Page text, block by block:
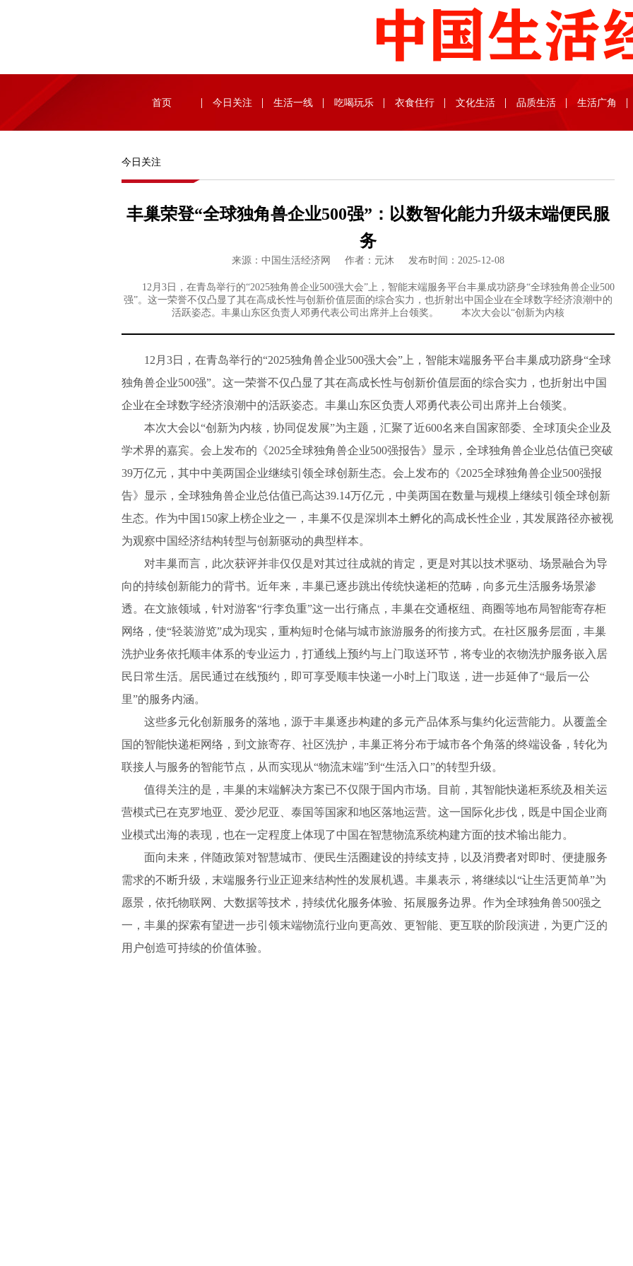
首页 今日关注 生活一线 吃喝玩乐 衣食住行 文化生活 品质生活 生活广角
今日关注
丰巢荣登“全球独角兽企业500强”：以数智化能力升级末端便民服
务
来源：中国生活经济网 作者：元沐 发布时间：2025-12-08
12月3日，在青岛举行的“2025独角兽企业500强大会”上，智能末端服务平台丰巢成功跻身“全球独角兽企业500
强”。这一荣誉不仅凸显了其在高成长性与创新价值层面的综合实力，也折射出中国企业在全球数字经济浪潮中的
活跃姿态。丰巢山东区负责人邓勇代表公司出席并上台领奖。 本次大会以“创新为内核
12月3日，在青岛举行的“2025独角兽企业500强大会”上，智能末端服务平台丰巢成功跻身“全球
独角兽企业500强”。这一荣誉不仅凸显了其在高成长性与创新价值层面的综合实力，也折射出中国
企业在全球数字经济浪潮中的活跃姿态。丰巢山东区负责人邓勇代表公司出席并上台领奖。
本次大会以“创新为内核，协同促发展”为主题，汇聚了近600名来自国家部委、全球顶尖企业及
学术界的嘉宾。会上发布的《2025全球独角兽企业500强报告》显示，全球独角兽企业总估值已突破
39万亿元，其中中美两国企业继续引领全球创新生态。会上发布的《2025全球独角兽企业500强报
告》显示，全球独角兽企业总估值已高达39.14万亿元，中美两国在数量与规模上继续引领全球创新
生态。作为中国150家上榜企业之一，丰巢不仅是深圳本土孵化的高成长性企业，其发展路径亦被视
为观察中国经济结构转型与创新驱动的典型样本。
对丰巢而言，此次获评并非仅仅是对其过往成就的肯定，更是对其以技术驱动、场景融合为导
向的持续创新能力的背书。近年来，丰巢已逐步跳出传统快递柜的范畴，向多元生活服务场景渗
透。在文旅领域，针对游客“行李负重”这一出行痛点，丰巢在交通枢纽、商圈等地布局智能寄存柜
网络，使“轻装游览”成为现实，重构短时仓储与城市旅游服务的衔接方式。在社区服务层面，丰巢
洗护业务依托顺丰体系的专业运力，打通线上预约与上门取送环节，将专业的衣物洗护服务嵌入居
民日常生活。居民通过在线预约，即可享受顺丰快递一小时上门取送，进一步延伸了“最后一公
里”的服务内涵。
这些多元化创新服务的落地，源于丰巢逐步构建的多元产品体系与集约化运营能力。从覆盖全
国的智能快递柜网络，到文旅寄存、社区洗护，丰巢正将分布于城市各个角落的终端设备，转化为
联接人与服务的智能节点，从而实现从“物流末端”到“生活入口”的转型升级。
值得关注的是，丰巢的末端解决方案已不仅限于国内市场。目前，其智能快递柜系统及相关运
营模式已在克罗地亚、爱沙尼亚、泰国等国家和地区落地运营。这一国际化步伐，既是中国企业商
业模式出海的表现，也在一定程度上体现了中国在智慧物流系统构建方面的技术输出能力。
面向未来，伴随政策对智慧城市、便民生活圈建设的持续支持，以及消费者对即时、便捷服务
需求的不断升级，末端服务行业正迎来结构性的发展机遇。丰巢表示，将继续以“让生活更简单”为
愿景，依托物联网、大数据等技术，持续优化服务体验、拓展服务边界。作为全球独角兽500强之
一，丰巢的探索有望进一步引领末端物流行业向更高效、更智能、更互联的阶段演进，为更广泛的
用户创造可持续的价值体验。